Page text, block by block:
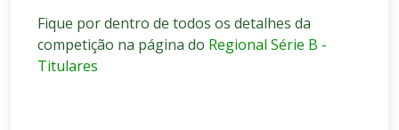
Fique por dentro de todos os detalhes da
competição na página do Regional Série B -
Titulares